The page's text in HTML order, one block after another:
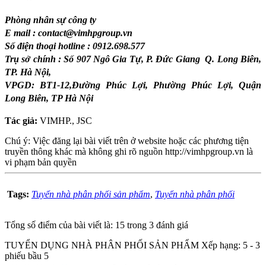
Phòng nhân sự công ty
E mail : contact@vimhpgroup.vn
Số điện thoại hotline : 0912.698.577
Trụ sở chính : Số 907 Ngô Gia Tự, P. Đức Giang Q. Long Biên,
TP. Hà Nội,
VPGD: BT1-12,Đường Phúc Lợi, Phường Phúc Lợi, Quận
Long Biên, TP Hà Nội
Tác giả: VIMHP., JSC
Chú ý: Việc đăng lại bài viết trên ở website hoặc các phương tiện
truyền thông khác mà không ghi rõ nguồn http://vimhpgroup.vn là
vi phạm bản quyền
Tags: Tuyển nhà phân phối sản phẩm, Tuyển nhà phân phối
Tổng số điểm của bài viết là: 15 trong 3 đánh giá
TUYỂN DỤNG NHÀ PHÂN PHỐI SẢN PHẨM Xếp hạng: 5 - 3
phiếu bầu 5